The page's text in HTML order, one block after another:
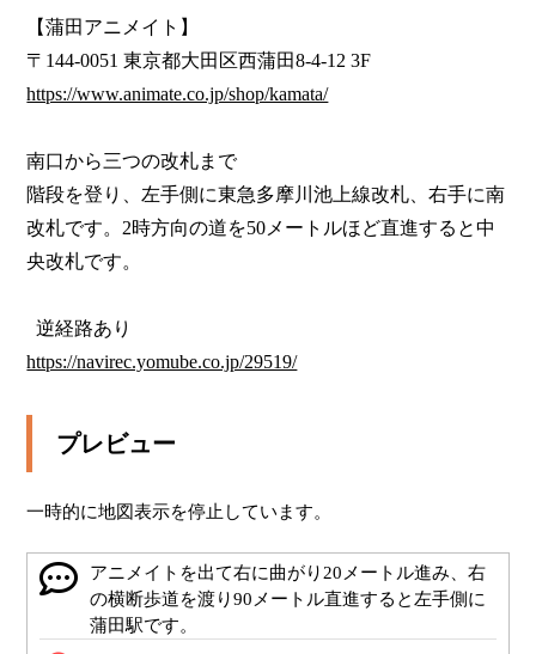
【蒲田アニメイト】
https://www.animate.co.jp/shop/kamata/
南口から三つの改札まで
階段を登り、左手側に東急多摩川池上線改札、右手に南
改札です。2時方向の道を50メートルほど直進すると中
央改札です。
https://navirec.yomube.co.jp/29519/
プレビュー
一時的に地図表示を停止しています。
アニメイトを出て右に曲がり20メートル進み、右
の横断歩道を渡り90メートル直進すると左手側に
蒲田駅です。